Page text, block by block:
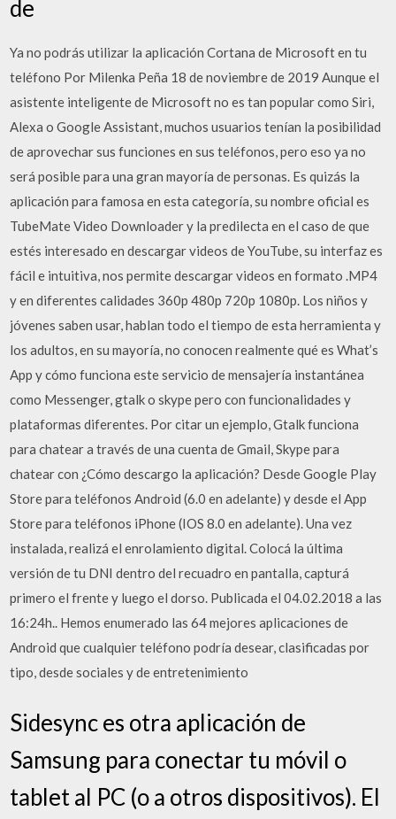
de
Ya no podrás utilizar la aplicación Cortana de Microsoft en tu
teléfono Por Milenka Peña 18 de noviembre de 2019 Aunque el
asistente inteligente de Microsoft no es tan popular como Siri,
Alexa o Google Assistant, muchos usuarios tenían la posibilidad
de aprovechar sus funciones en sus teléfonos, pero eso ya no
será posible para una gran mayoría de personas. Es quizás la
aplicación para famosa en esta categoría, su nombre oficial es
TubeMate Video Downloader y la predilecta en el caso de que
estés interesado en descargar videos de YouTube, su interfaz es
fácil e intuitiva, nos permite descargar videos en formato .MP4
y en diferentes calidades 360p 480p 720p 1080p. Los niños y
jóvenes saben usar, hablan todo el tiempo de esta herramienta y
los adultos, en su mayoría, no conocen realmente qué es What’s
App y cómo funciona este servicio de mensajería instantánea
como Messenger, gtalk o skype pero con funcionalidades y
plataformas diferentes. Por citar un ejemplo, Gtalk funciona
para chatear a través de una cuenta de Gmail, Skype para
chatear con ¿Cómo descargo la aplicación? Desde Google Play
Store para teléfonos Android (6.0 en adelante) y desde el App
Store para teléfonos iPhone (IOS 8.0 en adelante). Una vez
instalada, realizá el enrolamiento digital. Colocá la última
versión de tu DNI dentro del recuadro en pantalla, capturá
primero el frente y luego el dorso. Publicada el 04.02.2018 a las
16:24h.. Hemos enumerado las 64 mejores aplicaciones de
Android que cualquier teléfono podría desear, clasificadas por
tipo, desde sociales y de entretenimiento
Sidesync es otra aplicación de
Samsung para conectar tu móvil o
tablet al PC (o a otros dispositivos). El